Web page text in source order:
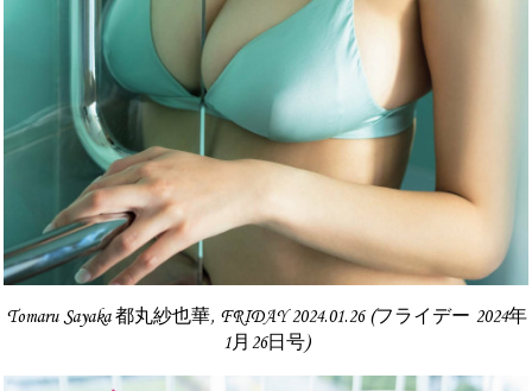
Tomaru Sayaka 都丸紗也華, FRIDAY 2024.01.26 (フライデー 2024年
1月26日号)